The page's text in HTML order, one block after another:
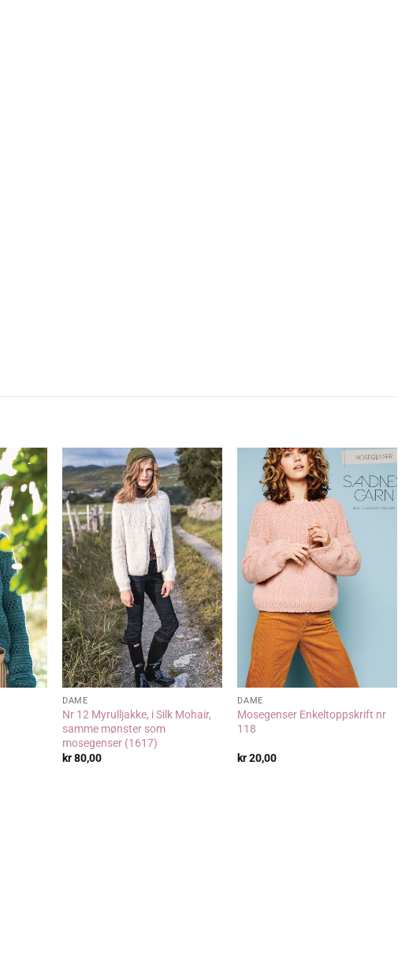
DAME
Nr 12 Myrulljakke, i Silk Mohair,
samme mønster som
mosegenser (1617)
kr80,00
DAME
Mosegenser Enkeltoppskrift nr
118
kr20,00